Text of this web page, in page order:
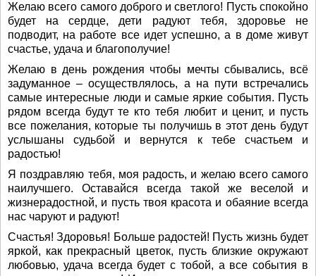
Желаю всего самого доброго и светлого! Пусть спокойно
будет на сердце, дети радуют тебя, здоровье не
подводит, на работе все идет успешно, а в доме живут
счастье, удача и благополучие!
Желаю в день рождения чтобы мечты сбывались, всё
задуманное – осуществлялось, а на пути встречались
самые интересные люди и самые яркие события. Пусть
рядом всегда будут те кто тебя любит и ценит, и пусть
все пожелания, которые ты получишь в этот день будут
услышаны судьбой и вернутся к тебе счастьем и
радостью!
Я поздравляю тебя, моя радость, и желаю всего самого
наилучшего. Оставайся всегда такой же веселой и
жизнерадостной, и пусть твоя красота и обаяние всегда
нас чаруют и радуют!
Счастья! Здоровья! Больше радостей! Пусть жизнь будет
яркой, как прекрасный цветок, пусть близкие окружают
любовью, удача всегда будет с тобой, а все события в